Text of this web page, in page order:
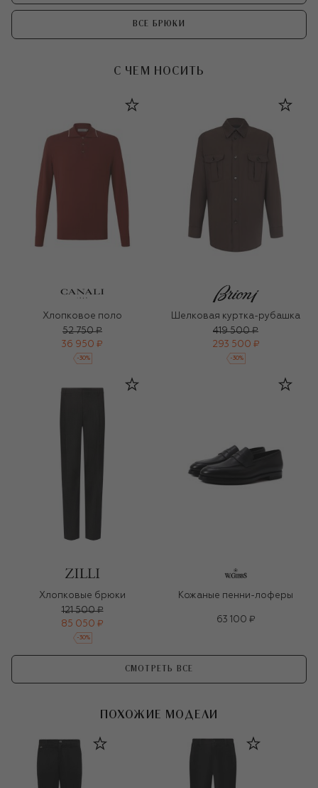
ВСЕ БРЮКИ
С ЧЕМ НОСИТЬ
Хлопковое поло
52 750 ₽
36 950 ₽
-30%
Шелковая куртка-рубашка
419 500 ₽
293 500 ₽
-30%
Хлопковые брюки
121 500 ₽
85 050 ₽
-30%
Кожаные пенни-лоферы
63 100 ₽
СМОТРЕТЬ ВСЕ
ПОХОЖИЕ МОДЕЛИ